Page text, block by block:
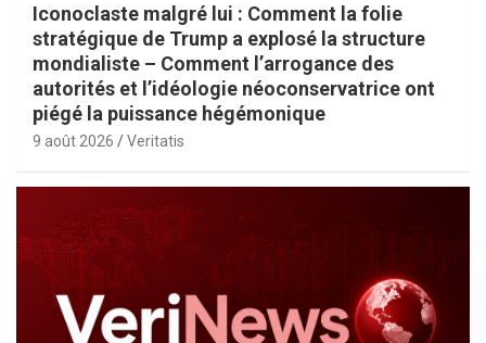
Iconoclaste malgré lui : Comment la folie
stratégique de Trump a explosé la structure
mondialiste – Comment l’arrogance des
autorités et l’idéologie néoconservatrice ont
piégé la puissance hégémonique
9 août 2026 Veritatis